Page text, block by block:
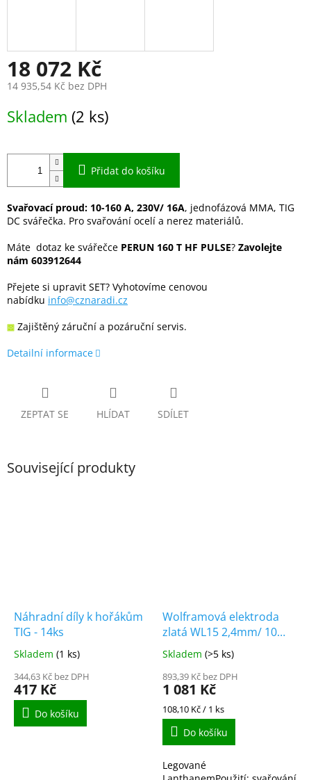
18 072 Kč
14 935,54 Kč bez DPH
cena:
Skladem (2 ks)
Přidat do košíku
Svařovací proud: 10-160 A, 230V/ 16A, jednofázová MMA, TIG
DC svářečka. Pro svařování ocelí a nerez materiálů.
Máte dotaz ke svářečce PERUN 160 T HF PULSE? Zavolejte
nám 603912644
Přejete si upravit SET? Vyhotovíme cenovou
nabídku info@cznaradi.cz
Zajištěný záruční a pozáruční servis.
Detailní informace
ZEPTAT SE HLÍDAT SDÍLET
Související produkty
Náhradní díly k hořákům
TIG - 14ks
Skladem (1 ks)
344,63 Kč bez DPH
417 Kč
Do košíku
Wolframová elektroda
zlatá WL15 2,4mm/ 10
kusů
Skladem (>5 ks)
893,39 Kč bez DPH
1 081 Kč
Měrná
cena:
108,10 Kč / 1 ks
Do košíku
Legované